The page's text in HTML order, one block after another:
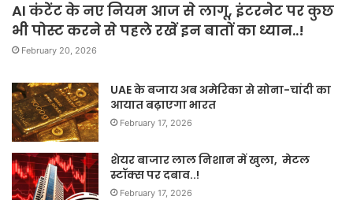
AI कंटेंट के नए नियम आज से लागू, इंटरनेट पर कुछ
भी पोस्ट करने से पहले रखें इन बातों का ध्यान..!
February 20, 2026
UAE के बजाय अब अमेरिका से सोना-चांदी का
आयात बढ़ाएगा भारत
February 17, 2026
शेयर बाजार लाल निशान में खुला, मेटल
स्टॉक्स पर दबाव..!
February 17, 2026